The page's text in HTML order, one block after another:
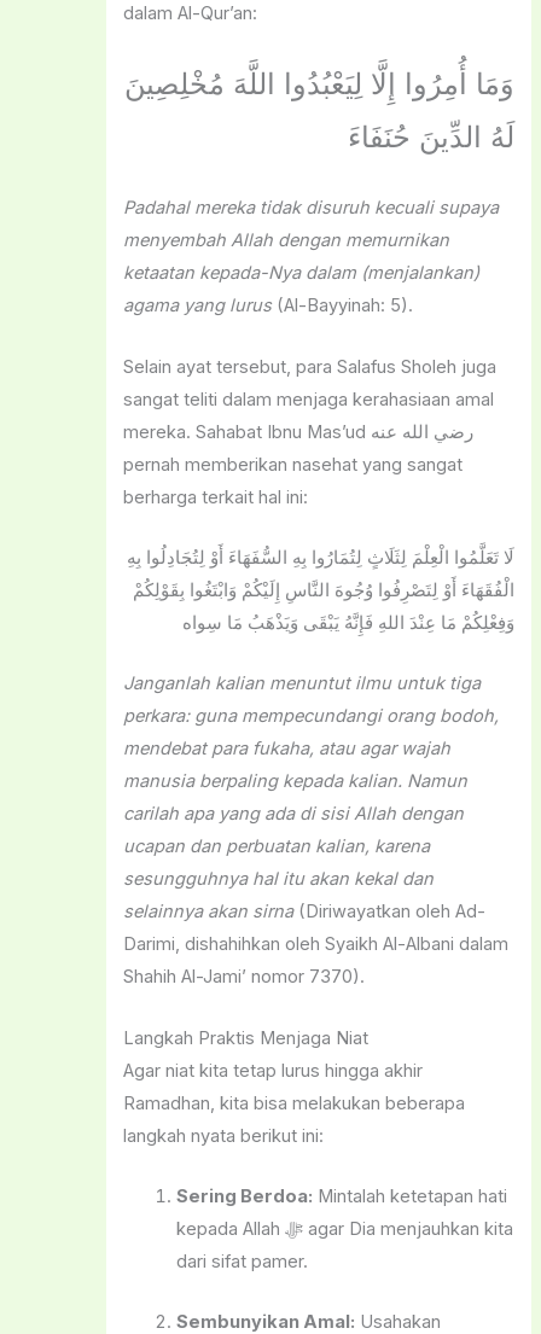
dalam Al-Qur’an:
وَمَا أُمِرُوا إِلَّا لِيَعْبُدُوا اللَّهَ مُخْلِصِينَ
لَهُ الدِّينَ حُنَفَاءَ
Padahal mereka tidak disuruh kecuali supaya
menyembah Allah dengan memurnikan
ketaatan kepada-Nya dalam (menjalankan)
agama yang lurus(Al-Bayyinah: 5).
Selain ayat tersebut, para Salafus Sholeh juga
sangat teliti dalam menjaga kerahasiaan amal
mereka. Sahabat Ibnu Mas’ud رضي الله عنه
pernah memberikan nasehat yang sangat
berharga terkait hal ini:
لَا تَعَلَّمُوا الْعِلْمَ لِثَلَاثٍ لِتُمَارُوا بِهِ السُّفَهَاءَ أَوْ لِتُجَادِلُوا بِهِ
الْفُقَهَاءَ أَوْ لِتَصْرِفُوا وُجُوهَ النَّاسِ إِلَيْكُمْ وَابْتَغُوا بِقَوْلِكُمْ
وَفِعْلِكُمْ مَا عِنْدَ اللهِ فَإِنَّهُ يَبْقَى وَيَذْهَبُ مَا سِواه
Janganlah kalian menuntut ilmu untuk tiga
perkara: guna mempecundangi orang bodoh,
mendebat para fukaha, atau agar wajah
manusia berpaling kepada kalian. Namun
carilah apa yang ada di sisi Allah dengan
ucapan dan perbuatan kalian, karena
sesungguhnya hal itu akan kekal dan
selainnya akan sirna(Diriwayatkan oleh Ad-
Darimi, dishahihkan oleh Syaikh Al-Albani dalam
Shahih Al-Jami’ nomor 7370).
Langkah Praktis Menjaga Niat
Agar niat kita tetap lurus hingga akhir
Ramadhan, kita bisa melakukan beberapa
langkah nyata berikut ini:
Sering Berdoa: Mintalah ketetapan hati
kepada Allah ﷻ agar Dia menjauhkan kita
dari sifat pamer.
Sembunyikan Amal: Usahakan